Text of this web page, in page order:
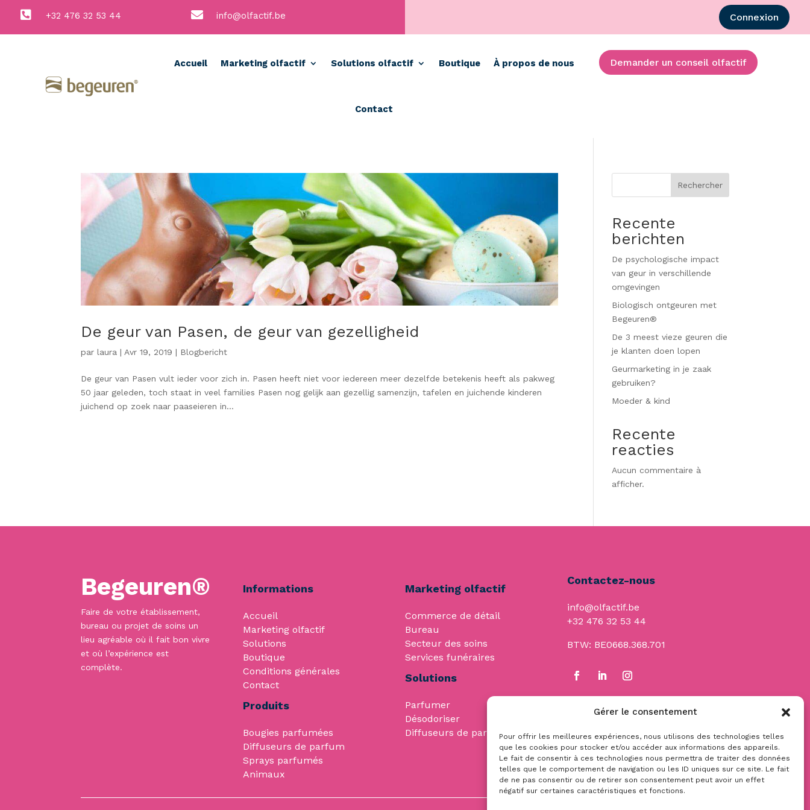
Gérer le consentement
Pour offrir les meilleures expériences, nous utilisons des technologies telles
que les cookies pour stocker et/ou accéder aux informations des appareils.
Le fait de consentir à ces technologies nous permettra de traiter des données
telles que le comportement de navigation ou les ID uniques sur ce site. Le fait
de ne pas consentir ou de retirer son consentement peut avoir un effet
négatif sur certaines caractéristiques et fonctions.
 +32 476 32 53 44  info@olfactif.be Connexion
Accueil Marketing olfactif Solutions olfactif Boutique À propos de nous
Contact
Demander un conseil olfactif
De geur van Pasen, de geur van gezelligheid
parlaura | Avr 19, 2019 | Blogbericht
De geur van Pasen vult ieder voor zich in. Pasen heeft niet voor iedereen meer dezelfde betekenis heeft als pakweg
50 jaar geleden, toch staat in veel families Pasen nog gelijk aan gezellig samenzijn, tafelen en juichende kinderen
juichend op zoek naar paaseieren in...
Rechercher
Recente
berichten
De psychologische impact
van geur in verschillende
omgevingen
Biologisch ontgeuren met
Begeuren®
De 3 meest vieze geuren die
je klanten doen lopen
Geurmarketing in je zaak
gebruiken?
Moeder & kind
Recente
reacties
Aucun commentaire à
afficher.
Begeuren®
Faire de votre établissement,
bureau ou projet de soins un
lieu agréable où il fait bon vivre
et où l’expérience est
complète.
Informations
Accueil
Marketing olfactif
Solutions
Boutique
Conditions générales
Contact
Produits
Bougies parfumées
Diffuseurs de parfum
Sprays parfumés
Animaux
Marketing olfactif
Commerce de détail
Bureau
Secteur des soins
Services funéraires
Solutions
Parfumer
Désodoriser
Diffuseurs de parfum
Contactez-nous
info@olfactif.be
+32 476 32 53 44
BTW: BE0668.368.701